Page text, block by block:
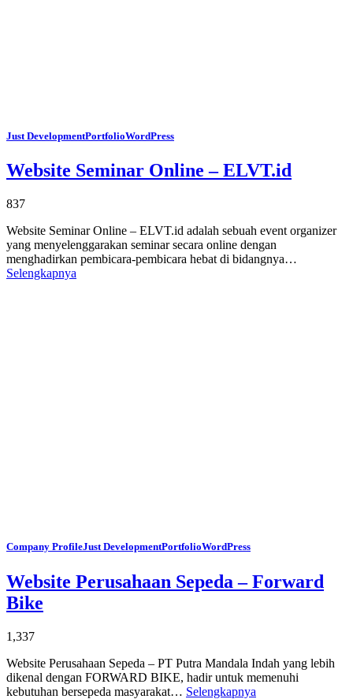
Just DevelopmentPortfolioWordPress
Website Seminar Online – ELVT.id
837
Website Seminar Online – ELVT.id adalah sebuah event organizer
yang menyelenggarakan seminar secara online dengan
menghadirkan pembicara-pembicara hebat di bidangnya…
Selengkapnya
Company ProfileJust DevelopmentPortfolioWordPress
Website Perusahaan Sepeda – Forward
Bike
1,337
Website Perusahaan Sepeda – PT Putra Mandala Indah yang lebih
dikenal dengan FORWARD BIKE, hadir untuk memenuhi
kebutuhan bersepeda masyarakat… Selengkapnya